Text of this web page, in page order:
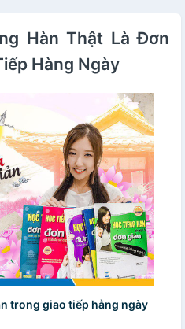
Hàn Thật Là Đơn
Hàng Ngày
trong giao tiếp hằng ngày